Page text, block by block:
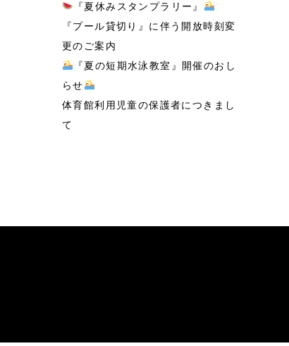
『夏休みスタンプラリー』
『プール貸切り』に伴う開放時刻変
更のご案内
『夏の短期水泳教室』開催のおし
らせ
体育館利用児童の保護者につきまし
て